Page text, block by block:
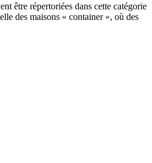
être répertoriées dans cette catégorie
des maisons « container », où des